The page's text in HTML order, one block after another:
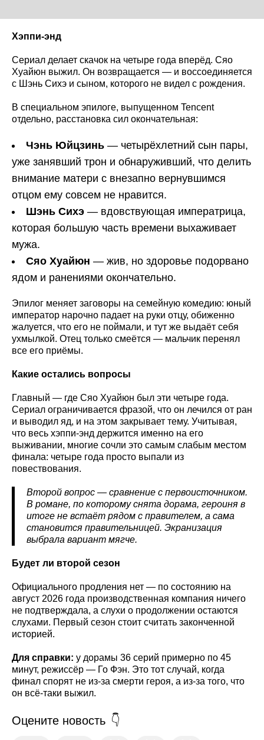
Хэппи-энд
Сериал делает скачок на четыре года вперёд. Сяо
Хуайюн выжил. Он возвращается — и воссоединяется
с Шэнь Сихэ и сыном, которого не видел с рождения.
В специальном эпилоге, выпущенном Tencent
отдельно, расстановка сил окончательная:
Чэнь Юйцзинь — четырёхлетний сын пары,
уже занявший трон и обнаруживший, что делить
внимание матери с внезапно вернувшимся
отцом ему совсем не нравится.
Шэнь Сихэ — вдовствующая императрица,
которая большую часть времени выхаживает
мужа.
Сяо Хуайюн — жив, но здоровье подорвано
ядом и ранениями окончательно.
Эпилог меняет заговоры на семейную комедию: юный
император нарочно падает на руки отцу, обиженно
жалуется, что его не поймали, и тут же выдаёт себя
ухмылкой. Отец только смеётся — мальчик перенял
все его приёмы.
Какие остались вопросы
Главный — где Сяо Хуайюн был эти четыре года.
Сериал ограничивается фразой, что он лечился от ран
и выводил яд, и на этом закрывает тему. Учитывая,
что весь хэппи-энд держится именно на его
выживании, многие сочли это самым слабым местом
финала: четыре года просто выпали из
повествования.
Второй вопрос — сравнение с первоисточником.
В романе, по которому снята дорама, героиня в
итоге не встаёт рядом с правителем, а сама
становится правительницей. Экранизация
выбрала вариант мягче.
Будет ли второй сезон
Официального продления нет — по состоянию на
август 2026 года производственная компания ничего
не подтверждала, а слухи о продолжении остаются
слухами. Первый сезон стоит считать законченной
историей.
Для справки: у дорамы 36 серий примерно по 45
минут, режиссёр — Го Фэн. Это тот случай, когда
финал спорят не из-за смерти героя, а из-за того, что
он всё-таки выжил.
Оцените новость